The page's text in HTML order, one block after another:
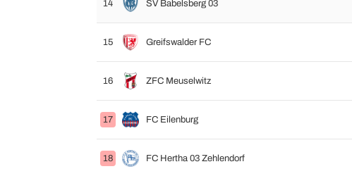
14 SV Babelsberg 03
15 Greifswalder FC
16 ZFC Meuselwitz
17 FC Eilenburg
18 FC Hertha 03 Zehlendorf